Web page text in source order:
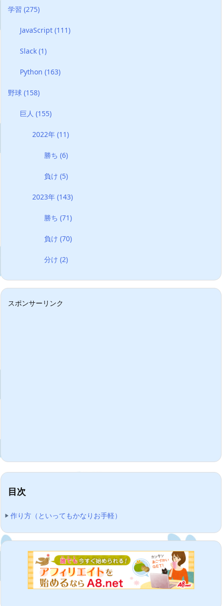
学習 (275)
JavaScript(111)
Slack(1)
Python(163)
野球 (158)
巨人(155)
2022年 (11)
勝ち(6)
負け(5)
2023年 (143)
勝ち(71)
負け(70)
分け(2)
スポンサーリンク
目次
作り方（といってもかなりお手軽）